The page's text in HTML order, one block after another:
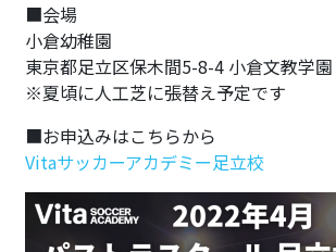
■会場
小倉幼稚園
東京都足立区保木間5-8-4 小倉文教学園
※夏頃に人工芝に張替え予定です
■お申込みはこちらから
Vitaサッカーアカデミー足立校